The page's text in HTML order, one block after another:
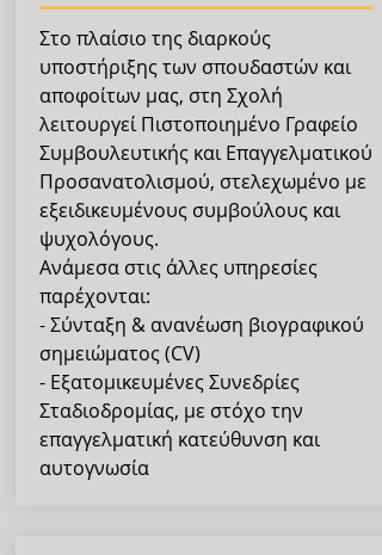
Στο πλαίσιο της διαρκούς
υποστήριξης των σπουδαστών και
αποφοίτων μας, στη Σχολή
λειτουργεί Πιστοποιημένο Γραφείο
Συμβουλευτικής και Επαγγελματικού
Προσανατολισμού, στελεχωμένο με
εξειδικευμένους συμβούλους και
ψυχολόγους.
Ανάμεσα στις άλλες υπηρεσίες
παρέχονται:
- Σύνταξη & ανανέωση βιογραφικού
σημειώματος (CV)
- Εξατομικευμένες Συνεδρίες
Σταδιοδρομίας, με στόχο την
επαγγελματική κατεύθυνση και
αυτογνωσία